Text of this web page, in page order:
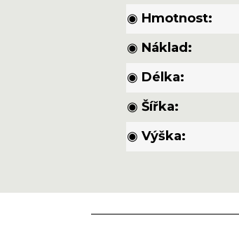
◉ Hmotnost:
◉ Náklad:
◉ Délka:
◉ Šířka:
◉ Výška: